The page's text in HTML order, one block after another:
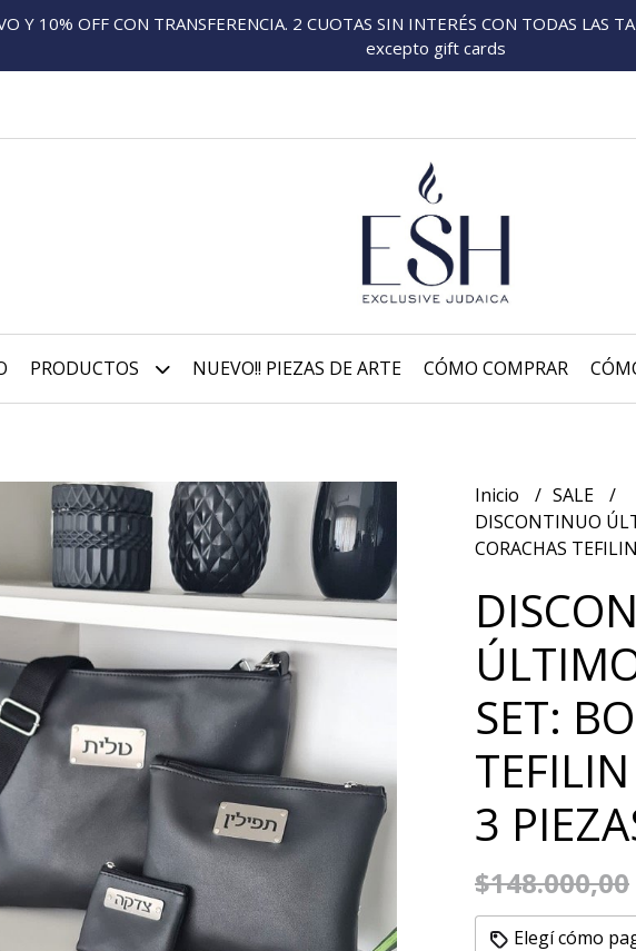
Y 10% OFF CON TRANSFERENCIA. 2 CUOTAS SIN INTERÉS CON TODAS LAS
excepto gift cards
PRODUCTOS NUEVO!! PIEZAS DE ARTE CÓMO COMPRAR
Inicio
SALE
DISCONTINUO
CORACHAS
SET:
3
$148.000,00
Elegí cómo